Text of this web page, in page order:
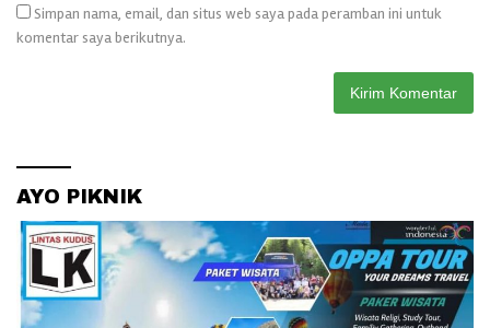
Simpan nama, email, dan situs web saya pada peramban ini untuk
komentar saya berikutnya.
AYO PIKNIK